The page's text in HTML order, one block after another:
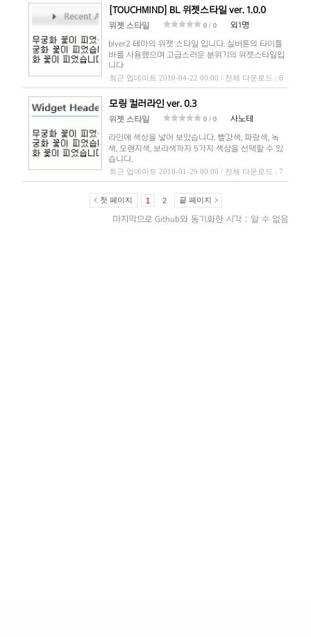
[TOUCHMIND] BL 위젯스타일 ver. 1.0.0
위젯 스타일 0 / 0
외1명
blver2 테마의 위젯 스타일 입니다. 실버톤의 타이틀
바를 사용했으며 고급스러운 분위기의 위젯스타일입
니다
최근 업데이트 2010-04-22 00:00 / 전체 다운로드 : 6
모링 컬러라인 ver. 0.3
위젯 스타일 0 / 0
사노테
라인에 색상을 넣어 보았습니다. 빨강색, 파랑색, 녹
색, 오랜지색, 보라색까지 5가지 색상을 선택할 수 있
습니다.
최근 업데이트 2010-01-29 00:00 / 전체 다운로드 : 7
첫 페이지 1 2 끝 페이지
마지막으로 Github와 동기화한 시각 : 알 수 없음